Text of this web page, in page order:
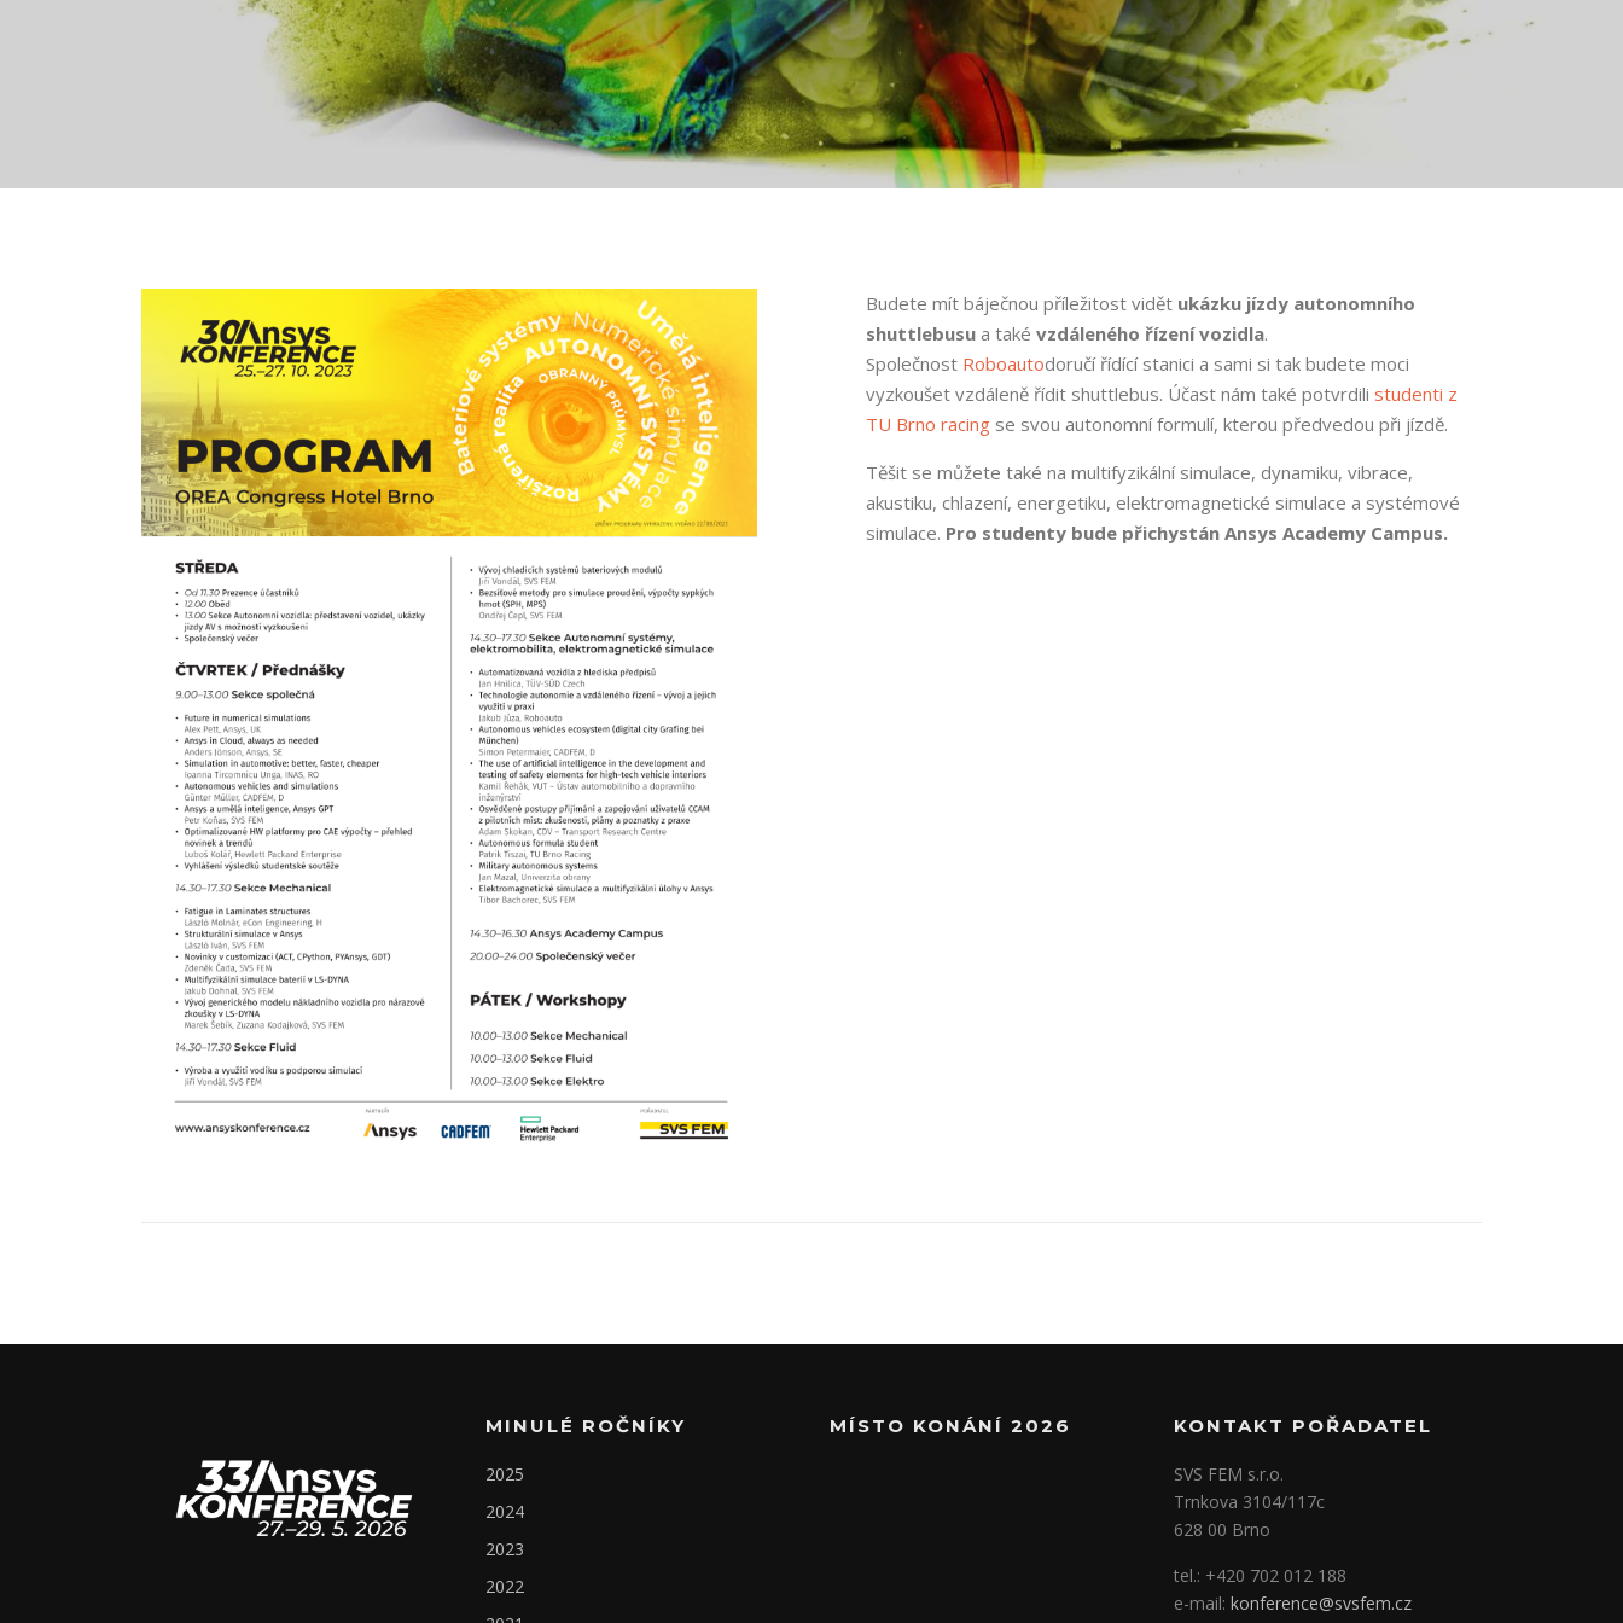
Budete mít báječnou příležitost vidět ukázku jízdy autonomního
shuttlebusu a také vzdáleného řízení vozidla.
Společnost Roboautodoručí řídící stanici a sami si tak budete moci
vyzkoušet vzdáleně řídit shuttlebus. Účast nám také potvrdili studenti z
TU Brno racing se svou autonomní formulí, kterou předvedou při jízdě.
Těšit se můžete také na multifyzikální simulace, dynamiku, vibrace,
akustiku, chlazení, energetiku, elektromagnetické simulace a systémové
simulace. Pro studenty bude přichystán Ansys Academy Campus.
MINULÉ ROČNÍKY
2025
2024
2023
2022
MÍSTO KONÁNÍ 2026 KONTAKT POŘADATEL
SVS FEM s.r.o.
Trnkova 3104/117c
628 00 Brno
tel.: +420 702 012 188
e-mail: konference@svsfem.cz